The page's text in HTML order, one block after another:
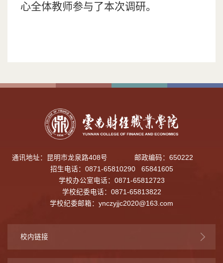
心全体教师参与了本次调研。
通讯地址：昆明市龙泉路408号
邮政编码：650222
招生电话：0871-65810290 65841605
学校办公室电话：0871-65812723
学校纪委电话：0871-65813822
学校纪委邮箱： ynczyjjc2020@163.com
校内链接